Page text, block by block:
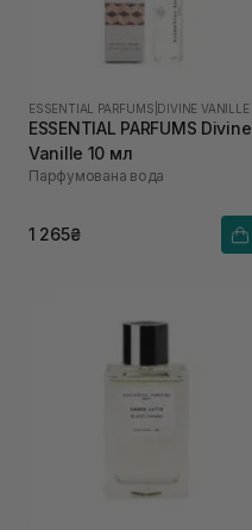
ESSENTIAL PARFUMS DIVINE VANILLE
ESSENTIAL PARFUMS Divine
Vanille 10 мл
Парфумована вода
1 265₴